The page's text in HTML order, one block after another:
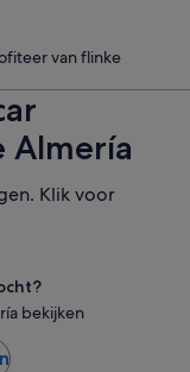
van flinke
Almería
Klik voor
bekijken